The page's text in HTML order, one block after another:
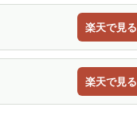
楽天で見る
楽天で見る